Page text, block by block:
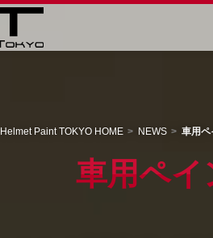
Helmet Paint TOKYO HOME NEWS 車用ペ
車用ペイ